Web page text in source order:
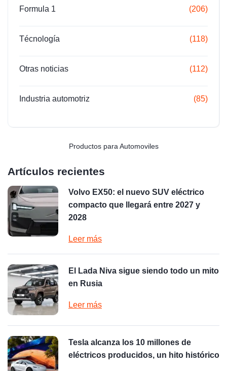
Formula 1 (206)
Técnología (118)
Otras noticias (112)
Industria automotriz (85)
Productos para Automoviles
Artículos recientes
Volvo EX50: el nuevo SUV eléctrico
compacto que llegará entre 2027 y
2028
Leer más
El Lada Niva sigue siendo todo un mito
en Rusia
Leer más
Tesla alcanza los 10 millones de
eléctricos producidos, un hito histórico